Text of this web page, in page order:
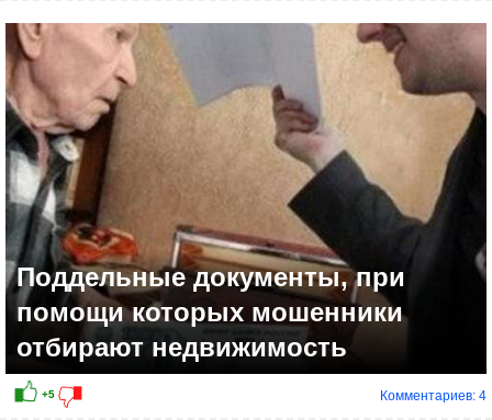
Поддельные документы, при
помощи которых мошенники
отбирают недвижимость
Комментариев: 4